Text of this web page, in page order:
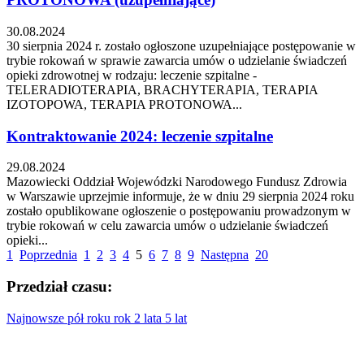
30.08.2024
30 sierpnia 2024 r. zostało ogłoszone uzupełniające postępowanie w
trybie rokowań w sprawie zawarcia umów o udzielanie świadczeń
opieki zdrowotnej w rodzaju: leczenie szpitalne -
TELERADIOTERAPIA, BRACHYTERAPIA, TERAPIA
IZOTOPOWA, TERAPIA PROTONOWA...
Kontraktowanie 2024: leczenie szpitalne
29.08.2024
Mazowiecki Oddział Wojewódzki Narodowego Fundusz Zdrowia
w Warszawie uprzejmie informuje, że w dniu 29 sierpnia 2024 roku
zostało opublikowane ogłoszenie o postępowaniu prowadzonym w
trybie rokowań w celu zawarcia umów o udzielanie świadczeń
opieki...
1 Poprzednia 1 2 3 4 5 6 7 8 9 Następna 20
Przedział czasu:
Najnowsze pół roku rok 2 lata 5 lat